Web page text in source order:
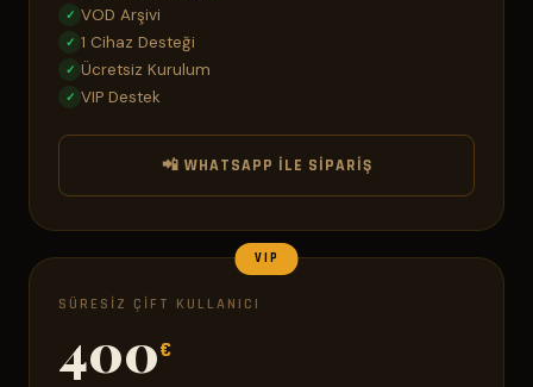
✓ VOD Arşivi
✓ 1 Cihaz Desteği
✓ Ücretsiz Kurulum
✓ VIP Destek
📲 WHATSAPP ILE SIPARIŞ
VIP
SÜRESIZ ÇIFT KULLANICI
400€